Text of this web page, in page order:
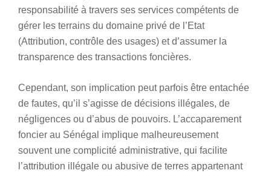
responsabilité à travers ses services compétents de
gérer les terrains du domaine privé de l’Etat
(Attribution, contrôle des usages) et d’assumer la
transparence des transactions foncières.
Cependant, son implication peut parfois être entachée
de fautes, qu’il s’agisse de décisions illégales, de
négligences ou d’abus de pouvoirs. L’accaparement
foncier au Sénégal implique malheureusement
souvent une complicité administrative, qui facilite
l’attribution illégale ou abusive de terres appartenant